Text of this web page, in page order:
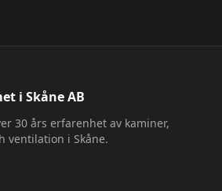
i Skåne AB
30 års erfarenhet av kaminer,
ventilation i Skåne.